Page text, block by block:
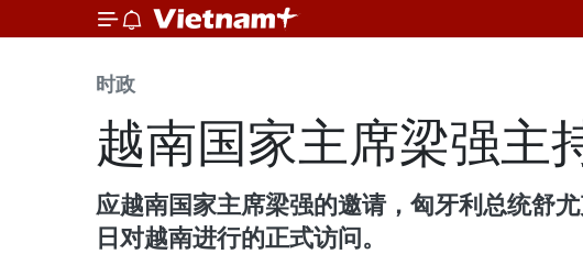
时政
越南国家主席梁强主
应越南国家主席梁强的邀请，匈牙利总统舒
日对越南进行的正式访问。